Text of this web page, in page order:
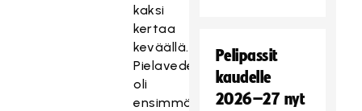
kaksi
kertaa
keväällä.
Pielavedellä
oli
ensimmäinen
Pelipassit
kaudelle
2026–27 nyt